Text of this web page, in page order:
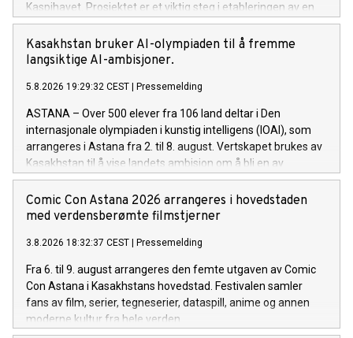
Kaspihavet. Prosjektet er et viktig steg i etableringen av en
ny høyhastighets digital forbindelse mellom Asia og Europa.
Kasakhstan bruker AI-olympiaden til å fremme
langsiktige AI-ambisjoner.
5.8.2026 19:29:32 CEST Pressemelding
ASTANA – Over 500 elever fra 106 land deltar i Den
internasjonale olympiaden i kunstig intelligens (IOAI), som
arrangeres i Astana fra 2. til 8. august. Vertskapet brukes av
Kasakhstan til å vise landets ambisjon om å bli en av
Eurasias ledende AI-økonomier.
Comic Con Astana 2026 arrangeres i hovedstaden
med verdensberømte filmstjerner
3.8.2026 18:32:37 CEST Pressemelding
Fra 6. til 9. august arrangeres den femte utgaven av Comic
Con Astana i Kasakhstans hovedstad. Festivalen samler
fans av film, serier, tegneserier, dataspill, anime og annen
moderne kultur fra hele verden.